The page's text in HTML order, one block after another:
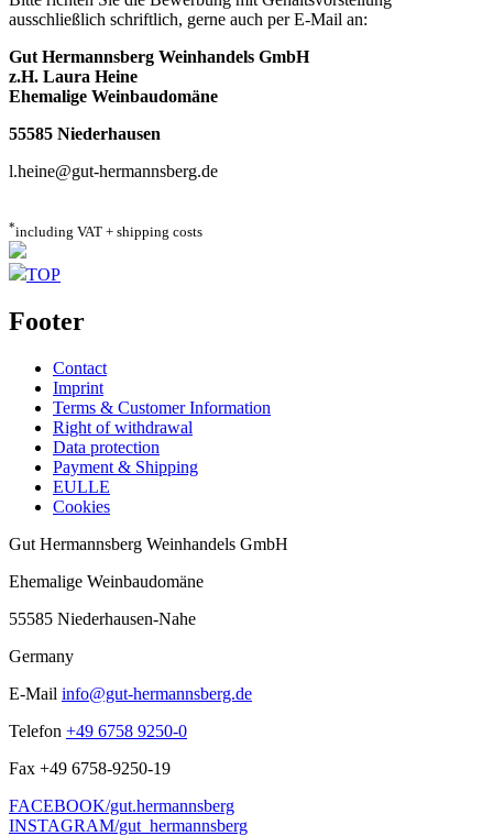
ausschließlich schriftlich, gerne auch per E-Mail an:
Gut Hermannsberg Weinhandels GmbH
z.H. Laura Heine
Ehemalige Weinbaudomäne
55585 Niederhausen
l.heine@gut-hermannsberg.de
*including VAT + shipping costs
TOP
Footer
Contact
Imprint
Terms & Customer Information
Right of withdrawal
Data protection
Payment & Shipping
EULLE
Cookies
Gut Hermannsberg Weinhandels GmbH
Ehemalige Weinbaudomäne
55585 Niederhausen-Nahe
Germany
E-Mail info@gut-hermannsberg.de
Telefon +49 6758 9250-0
Fax +49 6758-9250-19
FACEBOOK/gut.hermannsberg
INSTAGRAM/gut_hermannsberg